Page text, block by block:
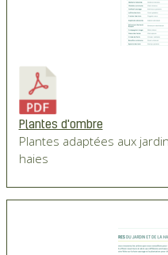
Plantes d'ombre
Plantes adaptées aux
haies